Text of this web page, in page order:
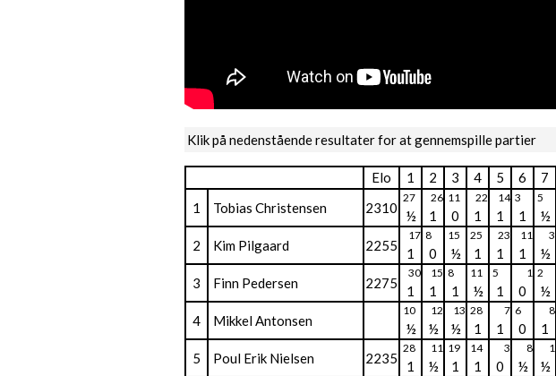
Klik på nedenstående resultater for at gennemspille partier
Elo 1 2 3 4 5 6 7
1
Tobias Christensen 2310
27
½
26
1
11
0
22
1
14
1
3
1
5
½
2 Kim Pilgaard 2255
17
1
8
0
15
½
25
1
23
1
11
1
3
½
3 Finn Pedersen 2275
30
1
15
1
8
1
11
½
5
1
1
0
2
½
4 Mikkel Antonsen
10
½
12
½
13
½
28
1
7
1
6
0
8
1
5 Poul Erik Nielsen 2235
28
1
11
½
19
1
14
1
3
0
8
½
1
½